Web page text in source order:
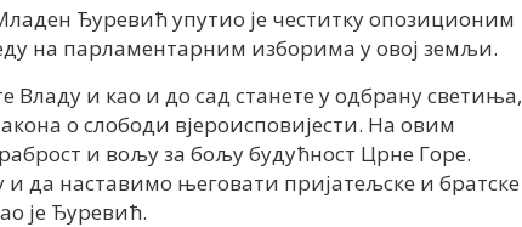
Ђуревић упутио је честитку опозиционим
на парламентарним изборима у овој земљи.
и као и до сад станете у одбрану светиња,
о слободи вјероисповијести. На овим
и вољу за бољу будућност Црне Горе.
да наставимо његовати пријатељске и братске
је Ђуревић.